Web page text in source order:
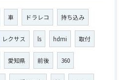
車 ドラレコ 持ち込み
レクサス ls hdmi 取付
愛知県 前後 360